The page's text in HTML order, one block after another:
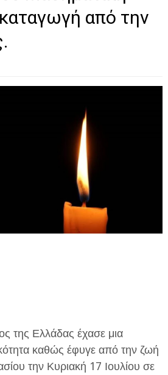
από την
της Ελλάδας έχασε μια
καθώς έφυγε από την ζωή
την Κυριακή 17 Ιουλίου σε